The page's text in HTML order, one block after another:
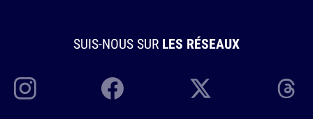
SUIS-NOUS SUR LES RÉSEAUX